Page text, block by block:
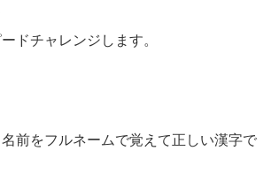
ドチャレンジします。
前をフルネームで覚えて正しい漢字で